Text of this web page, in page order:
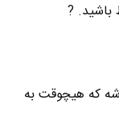
باشید. ?
که هیچوقت به